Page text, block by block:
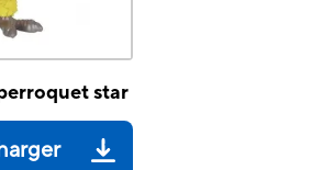
star